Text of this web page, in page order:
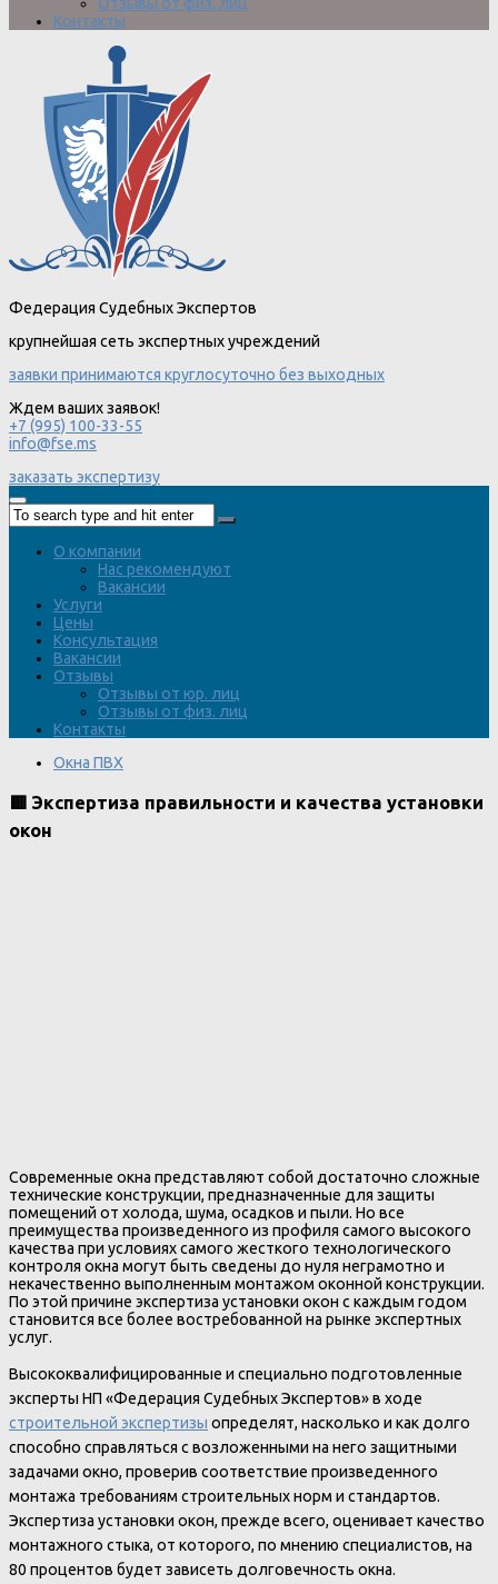
Отзывы от физ. лиц
Контакты
Федерация Судебных Экспертов
крупнейшая сеть экспертных учреждений
заявки принимаются круглосуточно без выходных
Ждем ваших заявок!
+7 (995) 100-33-55
info@fse.ms
заказать экспертизу
О компании
Нас рекомендуют
Вакансии
Услуги
Цены
Консультация
Вакансии
Отзывы
Отзывы от юр. лиц
Отзывы от физ. лиц
Контакты
Окна ПВХ
🟥 Экспертиза правильности и качества установки
окон
Современные окна представляют собой достаточно сложные
технические конструкции, предназначенные для защиты
помещений от холода, шума, осадков и пыли. Но все
преимущества произведенного из профиля самого высокого
качества при условиях самого жесткого технологического
контроля окна могут быть сведены до нуля неграмотно и
некачественно выполненным монтажом оконной конструкции.
По этой причине экспертиза установки окон с каждым годом
становится все более востребованной на рынке экспертных
услуг.
Высококвалифицированные и специально подготовленные
эксперты НП «Федерация Судебных Экспертов» в ходе
строительной экспертизы определят, насколько и как долго
способно справляться с возложенными на него защитными
задачами окно, проверив соответствие произведенного
монтажа требованиям строительных норм и стандартов.
Экспертиза установки окон, прежде всего, оценивает качество
монтажного стыка, от которого, по мнению специалистов, на
80 процентов будет зависеть долговечность окна.